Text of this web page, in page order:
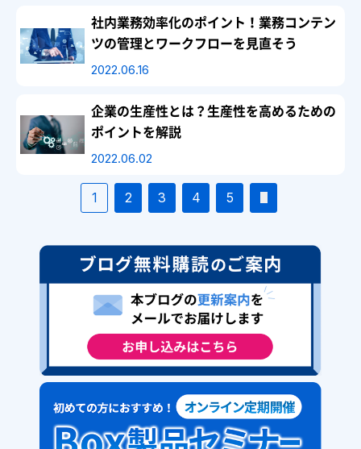
社内業務効率化のポイント！業務コンテン
ツの管理とワークフローを見直そう
2022.06.16
企業の生産性とは？生産性を高めるための
ポイントを解説
2022.06.02
1 2 3 4 5